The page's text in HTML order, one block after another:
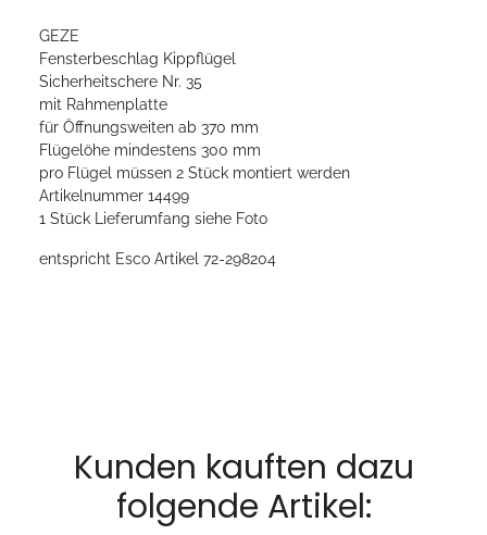
GEZE
Fensterbeschlag Kippflügel
Sicherheitschere Nr. 35
mit Rahmenplatte
für Öffnungsweiten ab 370 mm
Flügelöhe mindestens 300 mm
pro Flügel müssen 2 Stück montiert werden
Artikelnummer 14499
1 Stück Lieferumfang siehe Foto
entspricht Esco Artikel 72-298204
Kunden kauften dazu
folgende Artikel: